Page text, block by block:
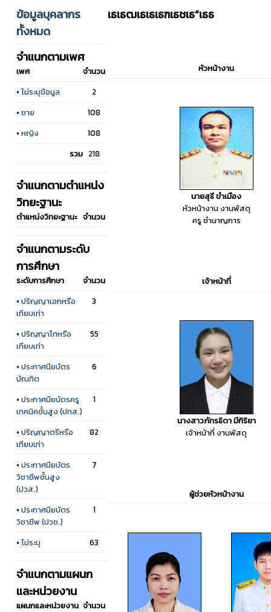
ข้อมูลบุคลากร
ทั้งหมด
จำแนกตามเพศ
เพศ
จำนวน
• ไม่ระบุข้อมูล
2
• ชาย
108
• หญิง
108
รวม 218
จำแนกตามตำแหน่ง
วิทยะฐานะ
ตำแหน่งวิทยะฐานะ จำนวน
จำแนกตามระดับ
การศึกษา
ระดับการศึกษา
จำนวน
• ปริญญาเอกหรือ
เทียบเท่า
3
• ปริญญาโทหรือ
เทียบเท่า
55
• ประกาศนียบัตร
บัณฑิต
6
• ประกาศนียบัตรครู
เทคนิคชั้นสูง (ปทส.)
1
• ปริญญาตรีหรือ
เทียบเท่า
82
• ประกาศนียบัตร
วิชาชีพชั้นสูง
(ปวส.)
7
• ประกาศนียบัตร
วิชาชีพ (ปวช.)
1
• ไม่ระบุ 63
จำแนกตามแผนก
และหน่วยงาน
แผนกและหน่วยงาน จำนวน
เธเธฒเธเธเธฑเธชเธ”เธธ
หัวหน้างาน
นายสุธี ขำเมือง
หัวหน้างาน งานพัสดุ
ครู ชำนาญการ
เจ้าหน้าที่
นางสาวภัทรธิดา มีกิริยา
เจ้าหน้าที่ งานพัสดุ
ผู้ช่วยหัวหน้างาน